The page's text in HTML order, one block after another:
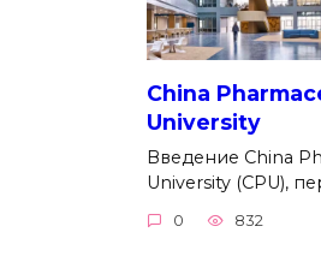
China
University
Введение China
University (CPU),
0 832